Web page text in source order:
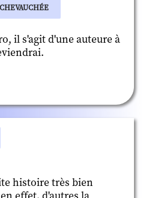
CHEVAUCHÉE
il s'agit d'une auteure à
histoire très bien